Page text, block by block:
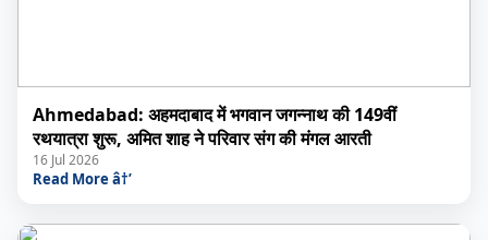
Ahmedabad: अहमदाबाद में भगवान जगन्नाथ की 149वीं
रथयात्रा शुरू, अमित शाह ने परिवार संग की मंगल आरती
16 Jul 2026
Read More â†’